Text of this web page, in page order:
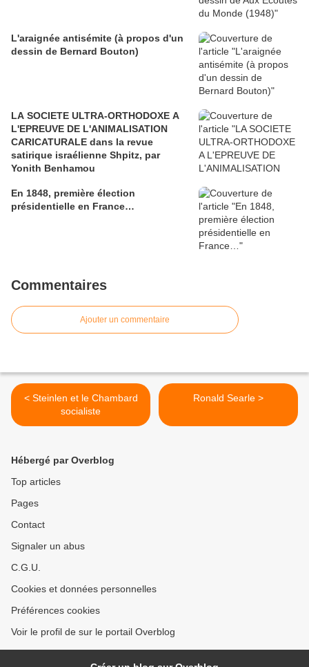
L'araignée antisémite (à propos d'un
dessin de Bernard Bouton)
LA SOCIETE ULTRA-ORTHODOXE A
L'EPREUVE DE L'ANIMALISATION
CARICATURALE dans la revue
satirique israélienne Shpitz, par
Yonith Benhamou
En 1848, première élection
présidentielle en France…
Commentaires
Ajouter un commentaire
< Steinlen et le Chambard
socialiste
Ronald Searle >
Hébergé par Overblog
Top articles
Pages
Contact
Signaler un abus
C.G.U.
Cookies et données personnelles
Préférences cookies
Voir le profil de sur le portail Overblog